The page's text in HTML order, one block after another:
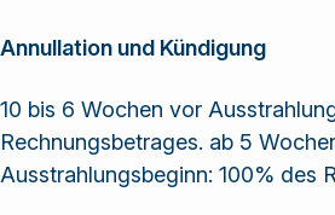
Annullation und Kündigung
10 bis 6 Wochen vor
Rechnungsbetrages. ab 5
Ausstrahlungsbeginn: 100% des